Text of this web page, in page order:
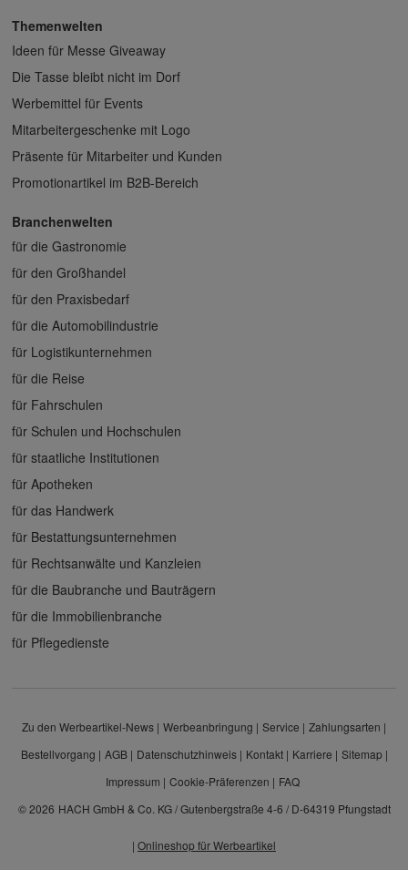
Themenwelten
Ideen für Messe Giveaway
Die Tasse bleibt nicht im Dorf
Werbemittel für Events
Mitarbeitergeschenke mit Logo
Präsente für Mitarbeiter und Kunden
Promotionartikel im B2B-Bereich
Branchenwelten
für die Gastronomie
für den Großhandel
für den Praxisbedarf
für die Automobilindustrie
für Logistikunternehmen
für die Reise
für Fahrschulen
für Schulen und Hochschulen
für staatliche Institutionen
für Apotheken
für das Handwerk
für Bestattungsunternehmen
für Rechtsanwälte und Kanzleien
für die Baubranche und Bauträgern
für die Immobilienbranche
für Pflegedienste
Zu den Werbeartikel-News Werbeanbringung Service
Zahlungsarten
Bestellvorgang
AGB Datenschutzhinweis Kontakt Karriere
Sitemap
Impressum
Cookie-Präferenzen
FAQ
© 2026 HACH GmbH & Co. KG / Gutenbergstraße 4-6 / D-64319 Pfungstadt
| Onlineshop für Werbeartikel